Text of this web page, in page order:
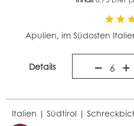
Apulien, im Südosten
Details 6
Italien | Südtirol |